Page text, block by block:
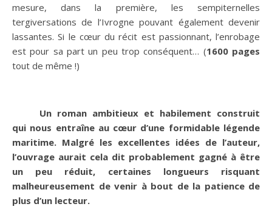
mesure, dans la première, les sempiternelles
tergiversations de l’Ivrogne pouvant également devenir
lassantes. Si le cœur du récit est passionnant, l’enrobage
est pour sa part un peu trop conséquent… (1600 pages
tout de même !)
Un roman ambitieux et habilement construit
qui nous entraîne au cœur d’une formidable légende
maritime. Malgré les excellentes idées de l’auteur,
l’ouvrage aurait cela dit probablement gagné à être
un peu réduit, certaines longueurs risquant
malheureusement de venir à bout de la patience de
plus d’un lecteur.